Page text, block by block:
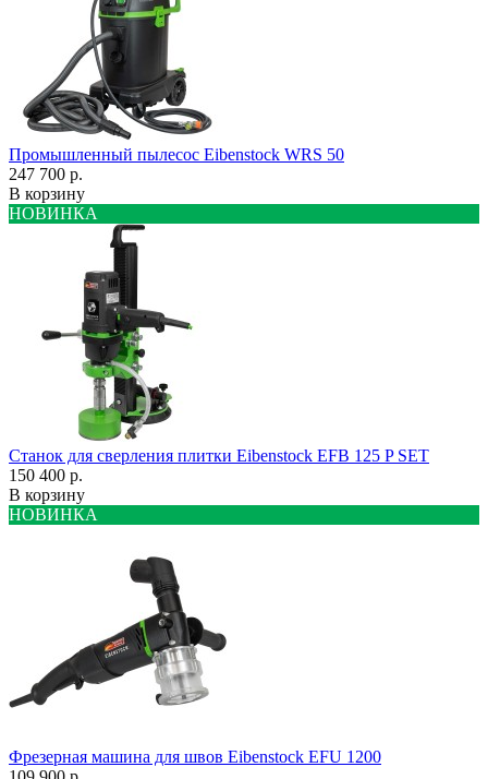
Промышленный пылесос Eibenstock WRS 50
247 700 р.
В корзину
НОВИНКА
Станок для сверления плитки Eibenstock EFB 125 P SET
150 400 р.
В корзину
НОВИНКА
Фрезерная машина для швов Eibenstock EFU 1200